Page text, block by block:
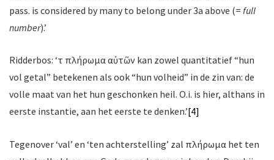
pass. is considered by many to belong under 3a above (= full
number).’
Ridderbos: ‘τὸ πλήρωμα αὐτῶν kan zowel quantitatief “hun
vol getal” betekenen als ook “hun volheid” in de zin van: de
volle maat van het hun geschonken heil. O.i. is hier, althans in
eerste instantie, aan het eerste te denken.’[4]
Tegenover ‘val’ en ‘ten achterstelling’ zal πλήρωμα het ten